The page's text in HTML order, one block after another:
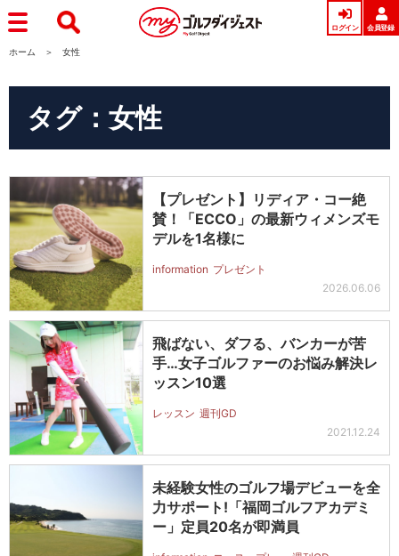
ログイン 会員登録
ホーム 女性
タグ：女性
【プレゼント】リディア・コー絶
賛！「ECCO」の最新ウィメンズモ
デルを1名様に
information プレゼント
2026.06.06
飛ばない、ダフる、バンカーが苦
手…女子ゴルファーのお悩み解決レ
ッスン10選
レッスン 週刊GD
2021.12.24
未経験女性のゴルフ場デビューを全
力サポート!「福岡ゴルフアカデミ
ー」定員20名が即満員